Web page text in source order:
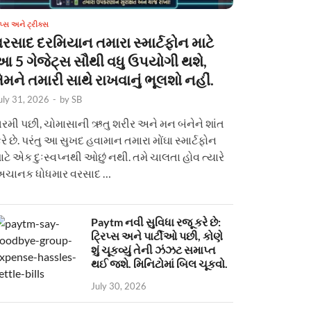
અને ટ્રીક્સ
દરમિયાન તમારા સ્માર્ટફોન માટે
5 ગેજેટ્સ સૌથી વધુ ઉપયોગી થશે,
તમારી સાથે રાખવાનું ભૂલશો નહીં.
31, 2026 - bySB
પછી, ચોમાસાની ઋતુ શરીર અને મન બંનેને શાંત
છે. પરંતુ આ સુખદ હવામાન તમારા મોંઘા સ્માર્ટફોન
એક દુઃસ્વપ્નથી ઓછું નથી. તમે ચાલતા હોવ ત્યારે
ધોધમાર વરસાદ …
Paytm નવી સુવિધા રજૂ કરે છે:
ટ્રિપ્સ અને પાર્ટીઓ પછી, કોણે
શું ચૂકવ્યું તેની ઝંઝટ સમાપ્ત
થઈ જશે. મિનિટોમાં બિલ ચૂકવો.
July 30, 2026